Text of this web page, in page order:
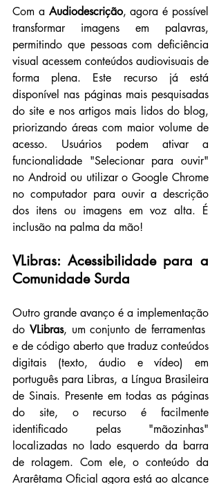
Com a Audiodescrição, agora é possível
transformar imagens em palavras,
permitindo que pessoas com deficiência
visual acessem conteúdos audiovisuais de
forma plena. Este recurso já está
disponível nas páginas mais pesquisadas
do site e nos artigos mais lidos do blog,
priorizando áreas com maior volume de
acesso. Usuários podem ativar a
funcionalidade "Selecionar para ouvir"
no Android ou utilizar o Google Chrome
no computador para ouvir a descrição
dos itens ou imagens em voz alta. É
inclusão na palma da mão!
VLibras: Acessibilidade para a
Comunidade Surda
Outro grande avanço é a implementação
do VLibras, um conjunto de ferramentas
e de código aberto que traduz conteúdos
digitais (texto, áudio e vídeo) em
português para Libras, a Língua Brasileira
de Sinais. Presente em todas as páginas
do site, o recurso é facilmente
identificado pelas "mãozinhas"
localizadas no lado esquerdo da barra
de rolagem. Com ele, o conteúdo da
Ararêtama Oficial agora está ao alcance